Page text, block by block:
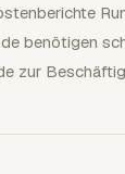
benötigen
zur